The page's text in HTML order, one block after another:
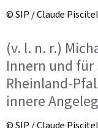
© SIP / Claude
(v. l. n. r.)
Innern und für
Rheinland-
innere
© SIP / Claude